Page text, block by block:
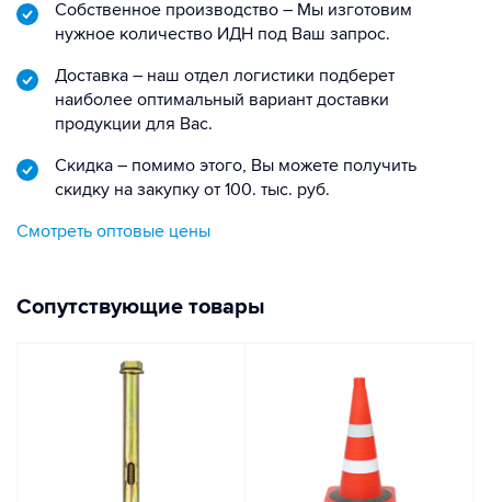
Собственное производство – Мы изготовим
нужное количество ИДН под Ваш запрос.
Доставка – наш отдел логистики подберет
наиболее оптимальный вариант доставки
продукции для Вас.
Скидка – помимо этого, Вы можете получить
скидку на закупку от 100. тыс. руб.
Смотреть оптовые цены
Сопутствующие товары